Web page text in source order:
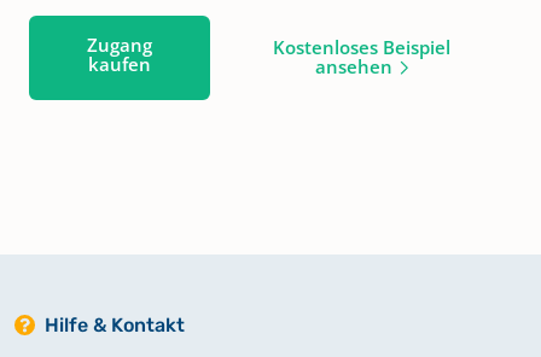
Zugang
kaufen
Kostenloses Beispiel
ansehen
Hilfe & Kontakt